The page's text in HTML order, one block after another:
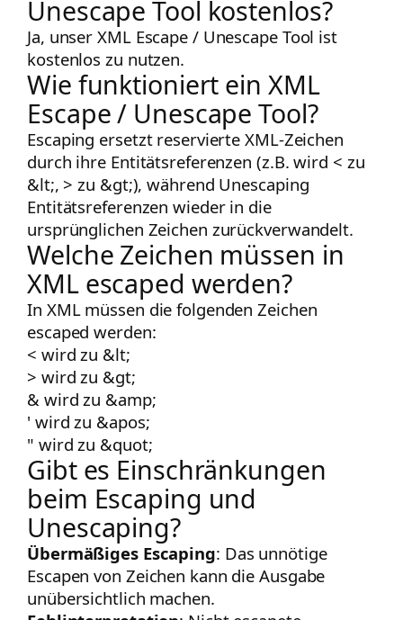
Unescape Tool kostenlos?
Ja, unser XML Escape / Unescape Tool ist
kostenlos zu nutzen.
Wie funktioniert ein XML
Escape / Unescape Tool?
Escaping ersetzt reservierte XML-Zeichen
durch ihre Entitätsreferenzen (z.B. wird < zu
&lt;, > zu &gt;), während Unescaping
Entitätsreferenzen wieder in die
ursprünglichen Zeichen zurückverwandelt.
Welche Zeichen müssen in
XML escaped werden?
In XML müssen die folgenden Zeichen
escaped werden:
< wird zu &lt;
> wird zu &gt;
& wird zu &amp;
' wird zu &apos;
" wird zu &quot;
Gibt es Einschränkungen
beim Escaping und
Unescaping?
Übermäßiges Escaping: Das unnötige
Escapen von Zeichen kann die Ausgabe
unübersichtlich machen.